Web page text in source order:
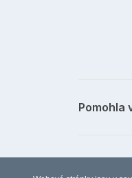
Pomohla